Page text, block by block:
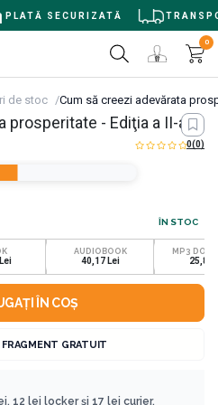
SECURIZATĂ
0
de stoc Cum să creezi adevărata
prosperitate - Ediţia a II-a
0(0)
ÎN STOC
AUDIOBOOK
40,17 Lei
MP3
25,87
ÎN COȘ
FRAGMENT GRATUIT
12 lei locker și 17 lei curier.